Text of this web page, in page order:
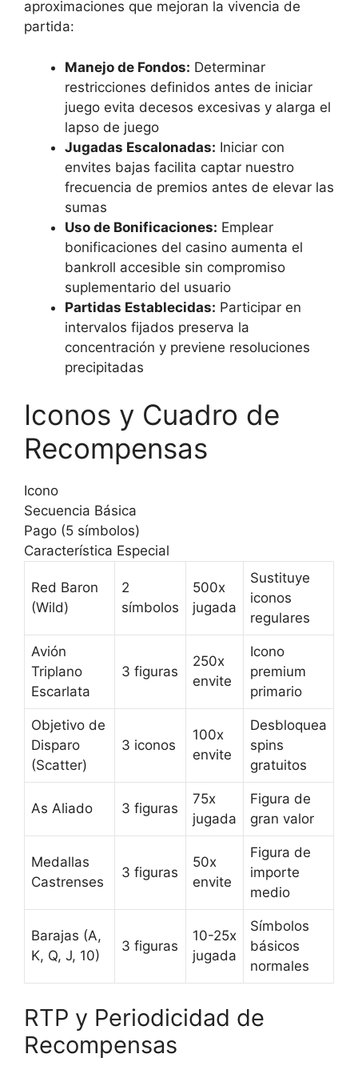
aproximaciones que mejoran la vivencia de
partida:
Manejo de Fondos: Determinar
restricciones definidos antes de iniciar
juego evita decesos excesivas y alarga el
lapso de juego
Jugadas Escalonadas: Iniciar con
envites bajas facilita captar nuestro
frecuencia de premios antes de elevar las
sumas
Uso de Bonificaciones: Emplear
bonificaciones del casino aumenta el
bankroll accesible sin compromiso
suplementario del usuario
Partidas Establecidas: Participar en
intervalos fijados preserva la
concentración y previene resoluciones
precipitadas
Iconos y Cuadro de
Recompensas
Icono
Secuencia Básica
Pago (5 símbolos)
Característica Especial
Red Baron
(Wild)
2
símbolos
500x
jugada
Sustituye
iconos
regulares
Avión
Triplano
Escarlata
3 figuras
250x
envite
Icono
premium
primario
Objetivo de
Disparo
(Scatter)
3 iconos
100x
envite
Desbloquea
spins
gratuitos
As Aliado 3 figuras
75x
jugada
Figura de
gran valor
Medallas
Castrenses
3 figuras
50x
envite
Figura de
importe
medio
Barajas (A,
K, Q, J, 10)
3 figuras
10-25x
jugada
Símbolos
básicos
normales
RTP y Periodicidad de
Recompensas